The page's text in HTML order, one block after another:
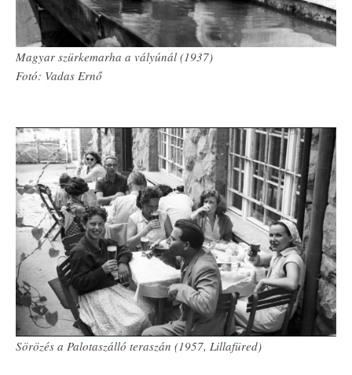
Magyar szürkemarha a vályúnál (1937)
Fotó: Vadas Ernő
Sörözés a Palotaszálló teraszán (1957, Lillafüred)